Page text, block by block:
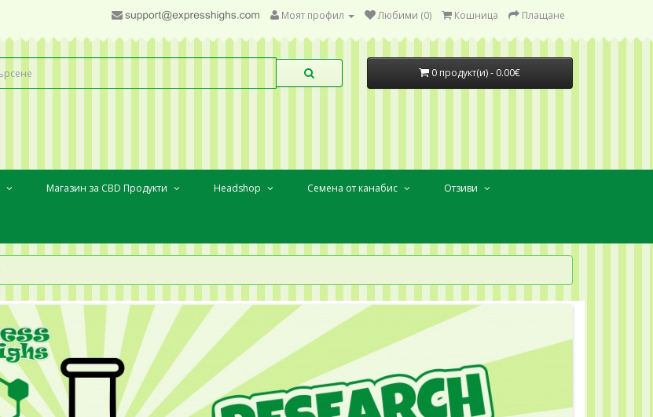
Моят профил Любими (0) Кошница Плащане
0 продукт(и) - 0.00€
Магазин за CBD Продукти Headshop Семена от канабис Отзиви